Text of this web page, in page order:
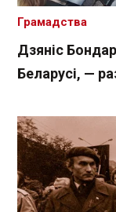
Дзяніс
Беларусі, —
Грамадства